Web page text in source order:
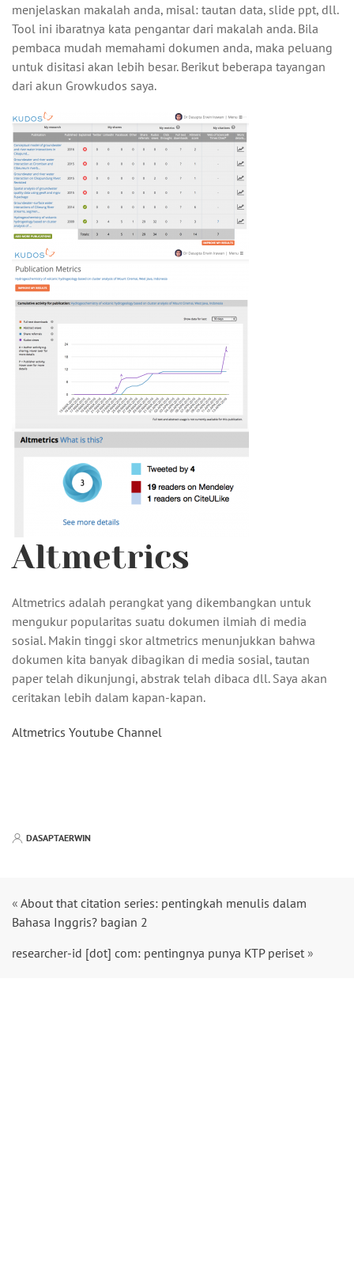
menjelaskan makalah anda, misal: tautan data, slide ppt, dll.
Tool ini ibaratnya kata pengantar dari makalah anda. Bila
pembaca mudah memahami dokumen anda, maka peluang
untuk disitasi akan lebih besar. Berikut beberapa tayangan
dari akun Growkudos saya.
Altmetrics
Altmetrics adalah perangkat yang dikembangkan untuk
mengukur popularitas suatu dokumen ilmiah di media
sosial. Makin tinggi skor altmetrics menunjukkan bahwa
dokumen kita banyak dibagikan di media sosial, tautan
paper telah dikunjungi, abstrak telah dibaca dll. Saya akan
ceritakan lebih dalam kapan-kapan.
Altmetrics Youtube Channel
DASAPTAERWIN
« About that citation series: pentingkah menulis dalam
Bahasa Inggris? bagian 2
researcher-id [dot] com: pentingnya punya KTP periset »